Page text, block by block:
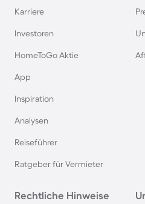
Pensionen in Schweden
Pensionen in Holland
Pensionen im Bayerischen
Karriere
Investoren
HomeToGo Aktie
App
Inspiration
Analysen
Reiseführer
Ratgeber für Vermieter
Rechtliche Hinweise